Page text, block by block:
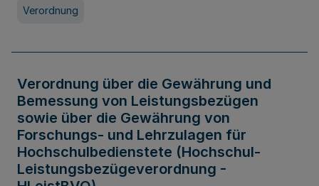
Verordnung
Verordnung über die Gewährung und
Bemessung von Leistungsbezügen
sowie über die Gewährung von
Forschungs- und Lehrzulagen für
Hochschulbedienstete (Hochschul-
Leistungsbezügeverordnung -